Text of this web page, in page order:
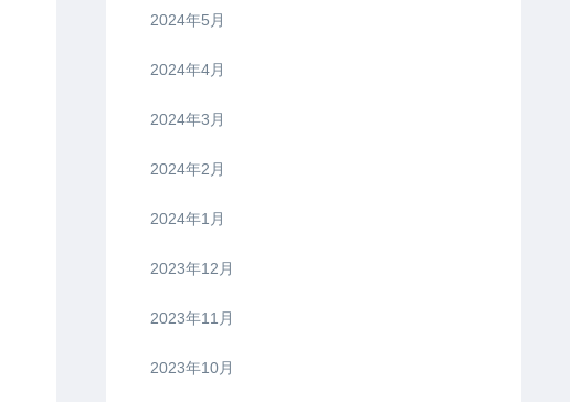
2024年5月
2024年4月
2024年3月
2024年2月
2024年1月
2023年12月
2023年11月
2023年10月